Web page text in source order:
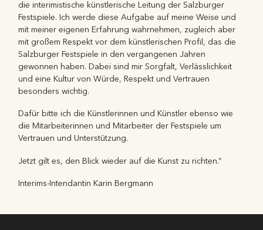
Abonnements
Karteninformation
Gutscheine
die interimistische künstlerische Leitung der Salzburger
Festspiele. Ich werde diese Aufgabe auf meine Weise und
mit meiner eigenen Erfahrung wahrnehmen, zugleich aber
mit großem Respekt vor dem künstlerischen Profil, das die
Salzburger Festspiele in den vergangenen Jahren
gewonnen haben. Dabei sind mir Sorgfalt, Verlässlichkeit
und eine Kultur von Würde, Respekt und Vertrauen
besonders wichtig.
Dafür bitte ich die Künstlerinnen und Künstler ebenso wie
die Mitarbeiterinnen und Mitarbeiter der Festspiele um
Vertrauen und Unterstützung.
Jetzt gilt es, den Blick wieder auf die Kunst zu richten.“
Interims-Intendantin Karin Bergmann